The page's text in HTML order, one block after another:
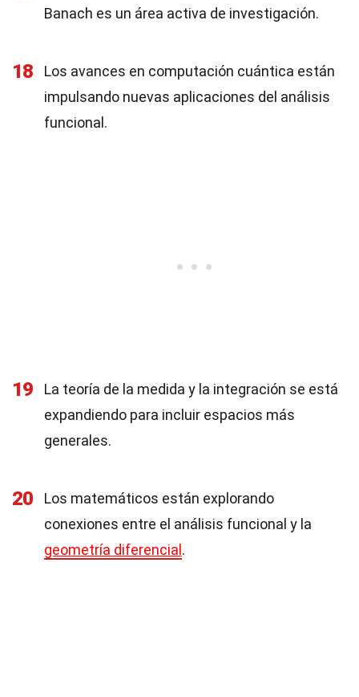
Banach es un área activa de investigación.
18
Los avances en computación cuántica están
impulsando nuevas aplicaciones del análisis
funcional.
19
La teoría de la medida y la integración se está
expandiendo para incluir espacios más
generales.
20
Los matemáticos están explorando
conexiones entre el análisis funcional y la
geometría diferencial .